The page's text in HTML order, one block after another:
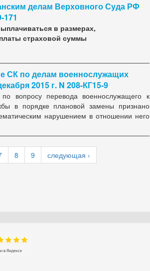
делам Верховного Суда РФ
171
в размерах,
страховой суммы
СК по делам военнослужащих
2015 г. N 208-КГ15-9
вопросу перевода военнослужащего к
в порядке плановой замены признано
нарушением в отношении него
8 9
следующая ›